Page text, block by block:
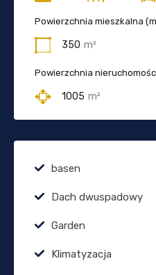
Powierzchnia mieszkalna
350 m²
Powierzchnia
1005 m²
basen
Dach dwuspadowy
Garden
Klimatyzacja